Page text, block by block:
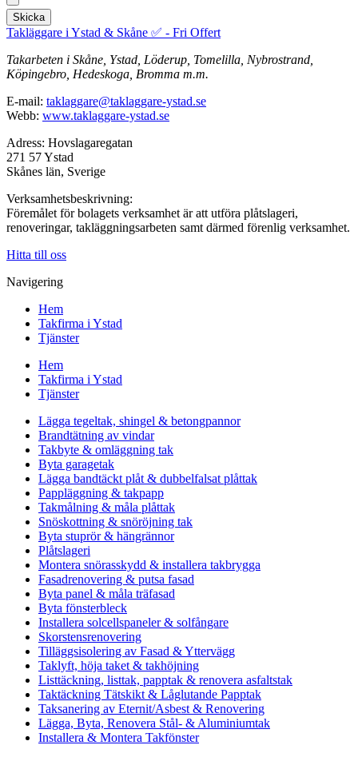
Skicka
Takläggare i Ystad & Skåne ✅ - Fri Offert
Takarbeten i Skåne, Ystad, Löderup, Tomelilla, Nybrostrand,
Köpingebro, Hedeskoga, Bromma m.m.
E-mail: taklaggare@taklaggare-ystad.se
Webb: www.taklaggare-ystad.se
Adress: Hovslagaregatan
271 57 Ystad
Skånes län, Sverige
Verksamhetsbeskrivning:
Föremålet för bolagets verksamhet är att utföra plåtslageri,
renoveringar, takläggningsarbeten samt därmed förenlig verksamhet.
Hitta till oss
Navigering
Hem
Takfirma i Ystad
Tjänster
Hem
Takfirma i Ystad
Tjänster
Lägga tegeltak, shingel & betongpannor
Brandtätning av vindar
Takbyte & omläggning tak
Byta garagetak
Lägga bandtäckt plåt & dubbelfalsat plåttak
Pappläggning & takpapp
Takmålning & måla plåttak
Snöskottning & snöröjning tak
Byta stuprör & hängrännor
Plåtslageri
Montera snörasskydd & installera takbrygga
Fasadrenovering & putsa fasad
Byta panel & måla träfasad
Byta fönsterbleck
Installera solcellspaneler & solfångare
Skorstensrenovering
Tilläggsisolering av Fasad & Yttervägg
Taklyft, höja taket & takhöjning
Listtäckning, listtak, papptak & renovera asfaltstak
Taktäckning Tätskikt & Låglutande Papptak
Taksanering av Eternit/Asbest & Renovering
Lägga, Byta, Renovera Stål- & Aluminiumtak
Installera & Montera Takfönster